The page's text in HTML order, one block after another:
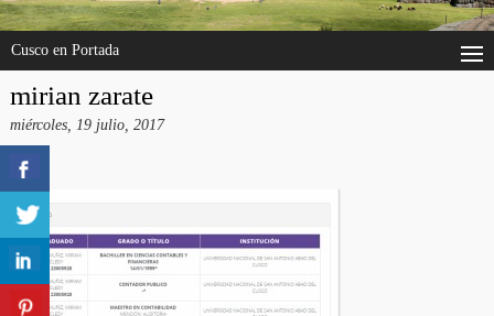
Cusco en Portada
mirian zarate
miércoles, 19 julio, 2017